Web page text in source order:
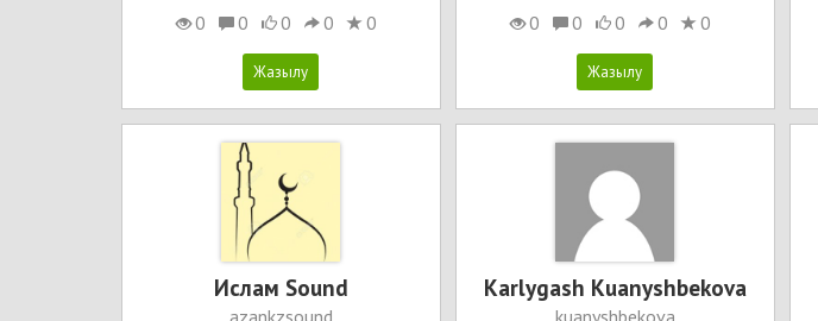
0
0 0 0 0
0
0 0 0 0
Ислам Sound
azankzsound
Karlygash Kuanyshbekova
kuanyshbekova